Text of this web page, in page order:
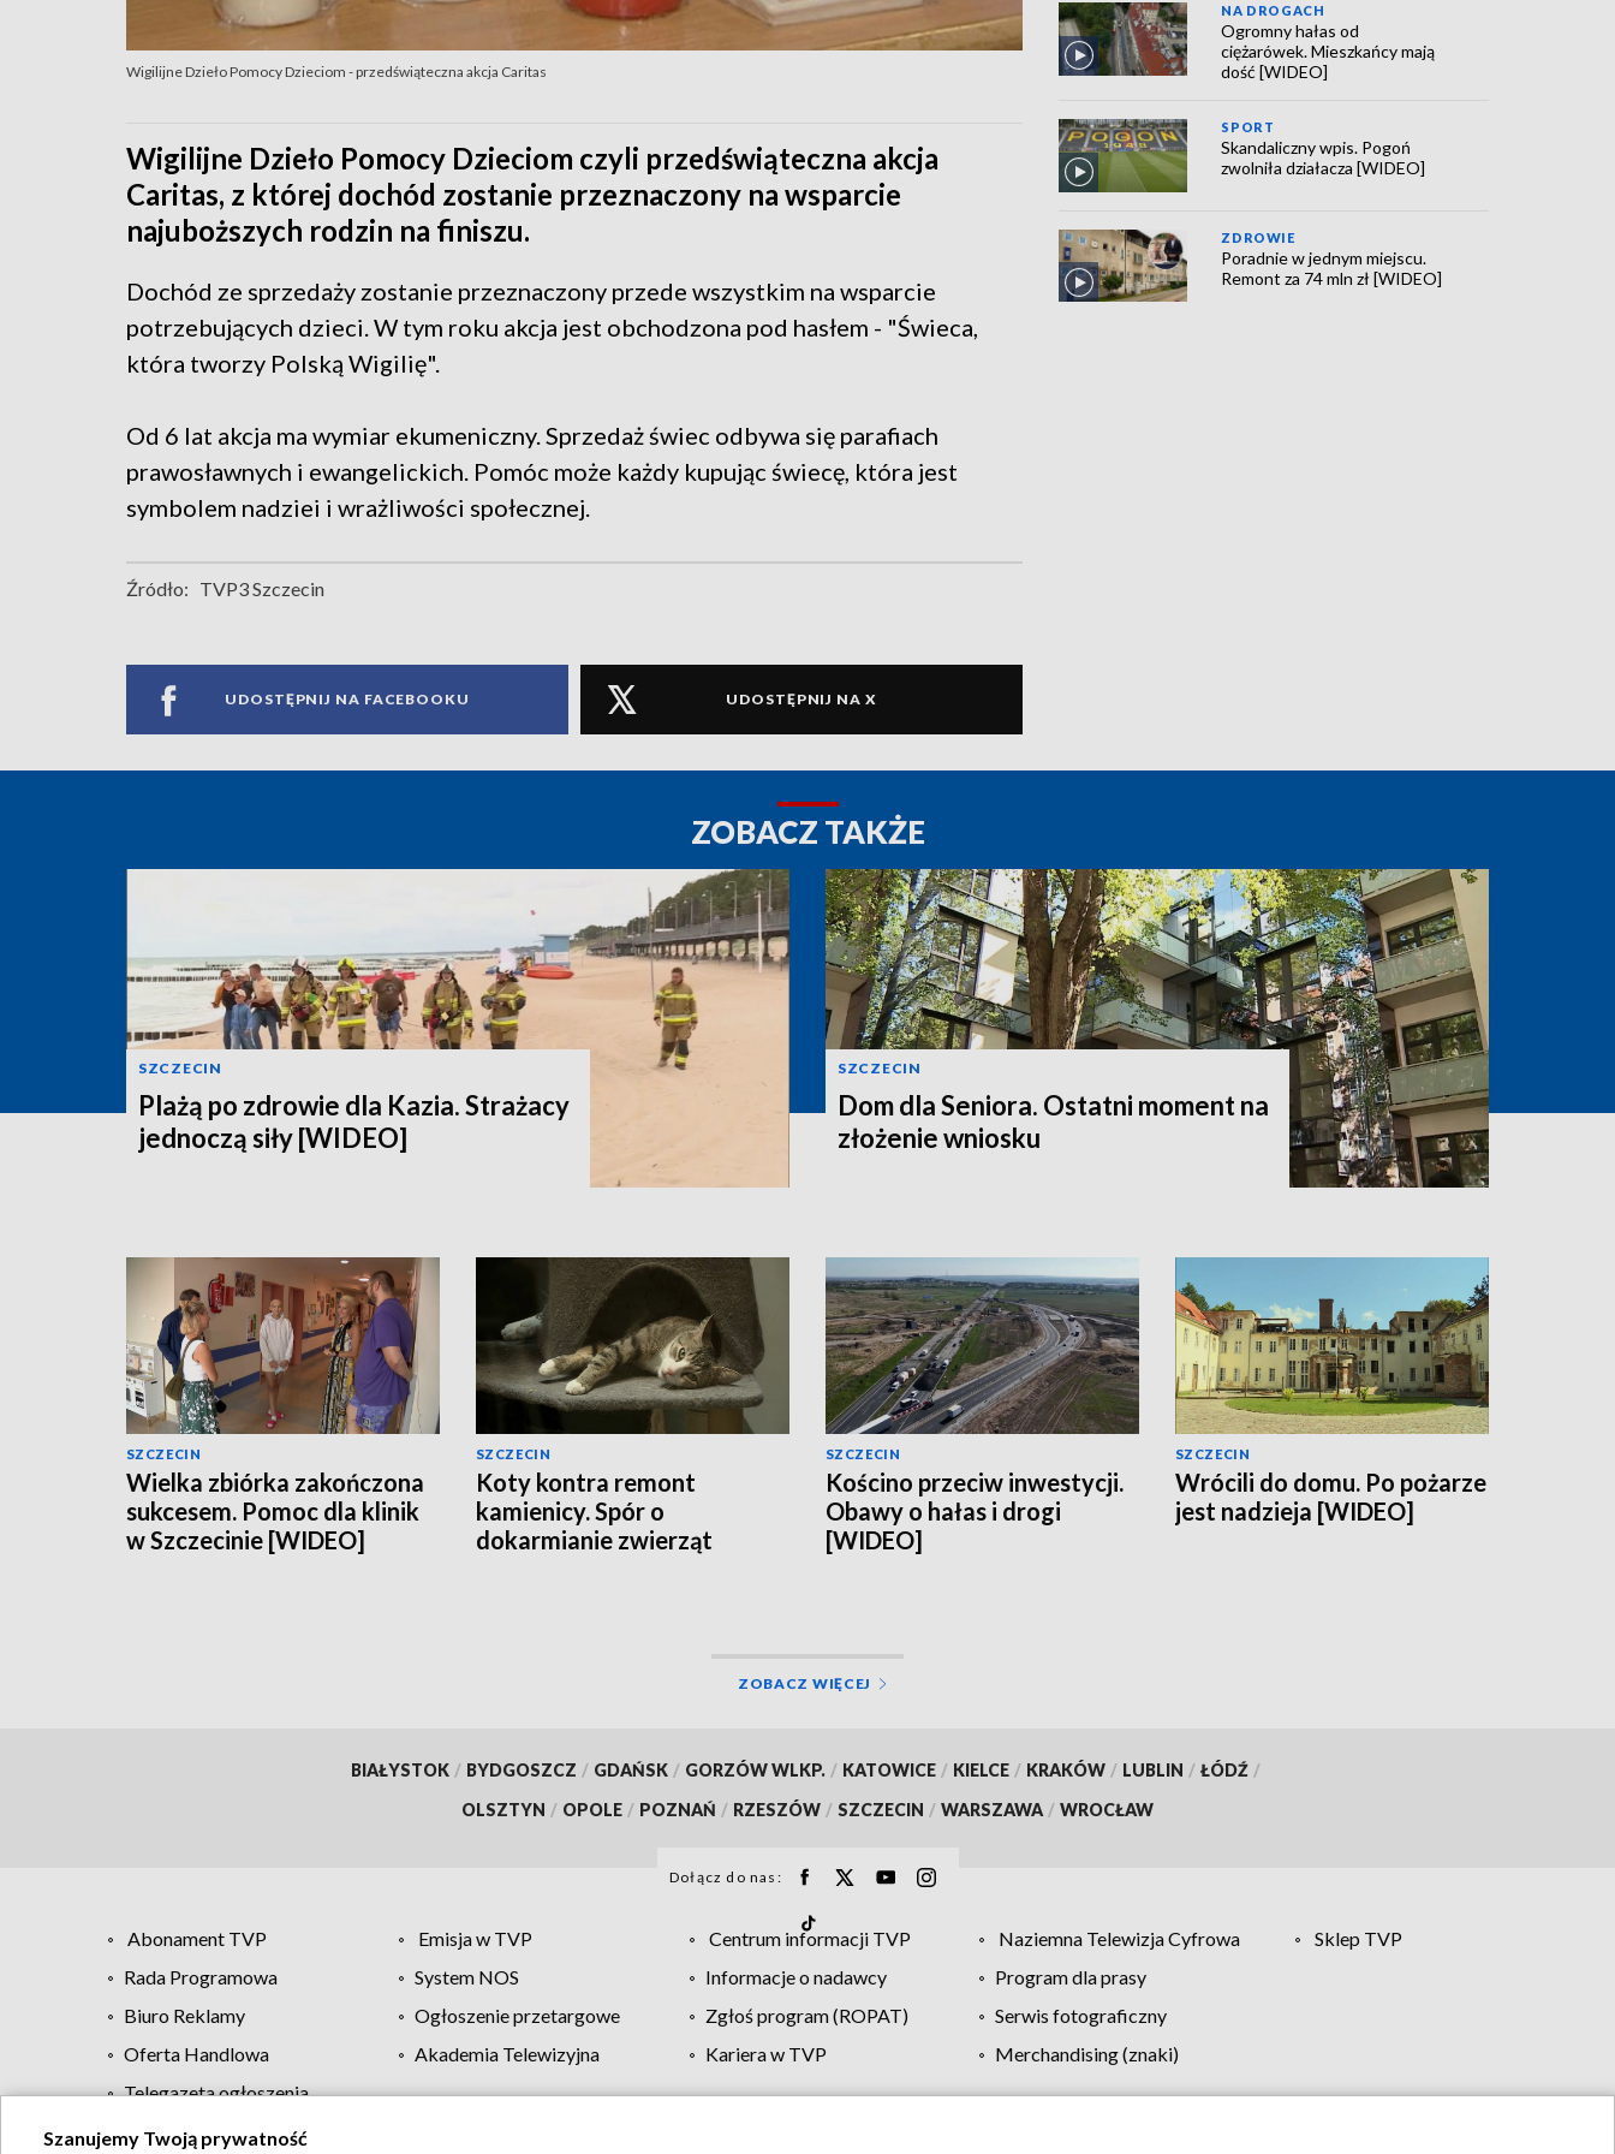
Wigilijne Dzieło Pomocy Dzieciom - przedświąteczna akcja Caritas
Wigilijne Dzieło Pomocy Dzieciom czyli przedświąteczna akcja
Caritas, z której dochód zostanie przeznaczony na wsparcie
najuboższych rodzin na finiszu.
Dochód ze sprzedaży zostanie przeznaczony przede wszystkim na wsparcie
potrzebujących dzieci. W tym roku akcja jest obchodzona pod hasłem - "Świeca,
która tworzy Polską Wigilię".
Od 6 lat akcja ma wymiar ekumeniczny. Sprzedaż świec odbywa się parafiach
prawosławnych i ewangelickich. Pomóc może każdy kupując świecę, która jest
symbolem nadziei i wrażliwości społecznej.
Źródło: TVP3 Szczecin
UDOSTĘPNIJ NA FACEBOOKU UDOSTĘPNIJ NA X
NA DROGACH
Ogromny hałas od
ciężarówek. Mieszkańcy mają
dość [WIDEO]
SPORT
Skandaliczny wpis. Pogoń
zwolniła działacza [WIDEO]
ZDROWIE
Poradnie w jednym miejscu.
Remont za 74 mln zł [WIDEO]
ZOBACZ TAKŻE
SZCZECIN
Plażą po zdrowie dla Kazia. Strażacy
jednoczą siły [WIDEO]
SZCZECIN
Dom dla Seniora. Ostatni moment na
złożenie wniosku
SZCZECIN
Wielka zbiórka zakończona
sukcesem. Pomoc dla klinik
w Szczecinie [WIDEO]
SZCZECIN
Koty kontra remont
kamienicy. Spór o
dokarmianie zwierząt
SZCZECIN
Kościno przeciw inwestycji.
Obawy o hałas i drogi
[WIDEO]
SZCZECIN
Wrócili do domu. Po pożarze
jest nadzieja [WIDEO]
ZOBACZ WIĘCEJ
BIAŁYSTOK / BYDGOSZCZ / GDAŃSK / GORZÓW WLKP. / KATOWICE / KIELCE / KRAKÓW / LUBLIN / ŁÓDŹ /
OLSZTYN / OPOLE / POZNAŃ / RZESZÓW / SZCZECIN / WARSZAWA / WROCŁAW
Dołącz do nas:
Abonament TVP Emisja w TVP Centrum informacji TVP Naziemna Telewizja Cyfrowa
Sklep TVP
Rada Programowa
System NOS Informacje o nadawcy
Program dla prasy
Biuro Reklamy
Ogłoszenie przetargowe Zgłoś program (ROPAT)
Serwis fotograficzny
Oferta Handlowa
Akademia Telewizyjna Kariera w TVP
Merchandising (znaki)
Telegazeta ogłoszenia
Szanujemy Twoją prywatność